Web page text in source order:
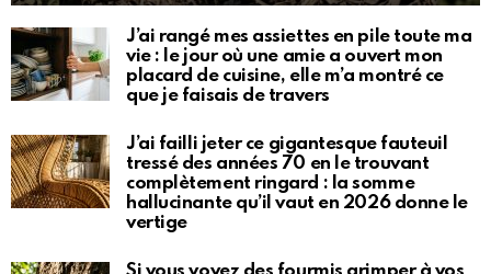
J’ai rangé mes assiettes en pile toute ma
vie : le jour où une amie a ouvert mon
placard de cuisine, elle m’a montré ce
que je faisais de travers
J’ai failli jeter ce gigantesque fauteuil
tressé des années 70 en le trouvant
complètement ringard : la somme
hallucinante qu’il vaut en 2026 donne le
vertige